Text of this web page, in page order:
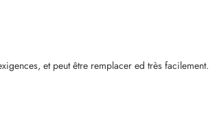
et peut être remplacer ed très facilement.